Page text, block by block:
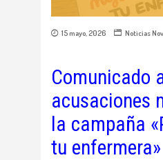
15 mayo, 2026 Noticias
Comunicado
acusaciones
la campaña
tu enfermera»